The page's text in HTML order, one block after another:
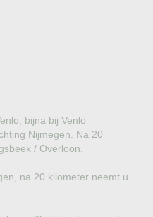
bijna bij Venlo
Nijmegen. Na 20
/ Overloon.
na 20 kilometer neemt u